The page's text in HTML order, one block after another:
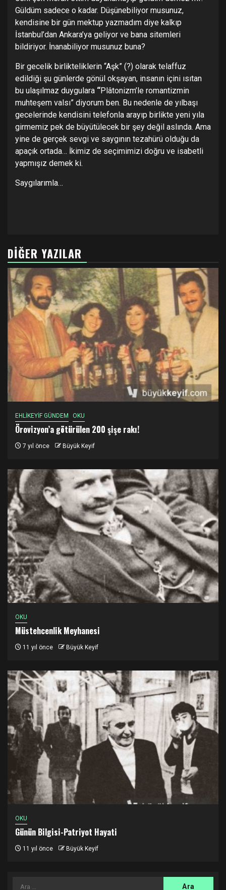
Güldüm sadece o kadar. Düşünebiliyor musunuz,
kendisine bir gün mektup yazmadım diye kalkıp
İstanbul’dan Ankara’ya geliyor ve bana sitemleri
bildiriyor. İnanabiliyor musunuz buna?
Bir gecelik birlikteliklerin “Aşk” (?) olarak telaffuz
edildiği şu günlerde gönül okşayan, insanın içini ısıtan
bu ulaşılmaz duygulara “Plâtonizm’le romantizmin
muhteşem valsı” diyorum ben. Bu nedenle de yılbaşı
gecelerinde kendisini telefonla arayıp birlikte yeni yıla
girmemiz pek de büyütülecek bir şey değil aslında. Ama
yine de gerçek sevgi ve saygının tezahürü olduğu da
apaçık ortada… İkimiz de seçimimizi doğru ve isabetli
yapmışız demek ki.
Saygılarımla…
DIĞER YAZILAR
EHLİKEYİF GÜNDEM OKU
Örovizyon’a götürülen 200 şişe rakı!
7 yıl önce Büyük Keyif
OKU
Müstehcenlik Meyhanesi
11 yıl önce Büyük Keyif
OKU
Günün Bilgisi-Patriyot Hayati
11 yıl önce Büyük Keyif
Arama: